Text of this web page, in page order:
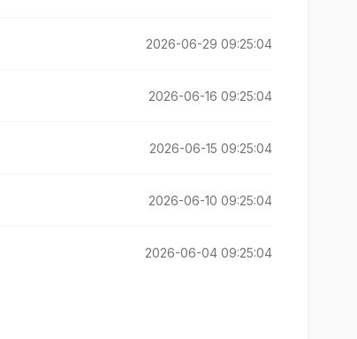
2026-06-29 09:25:04
2026-06-16 09:25:04
2026-06-15 09:25:04
2026-06-10 09:25:04
2026-06-04 09:25:04